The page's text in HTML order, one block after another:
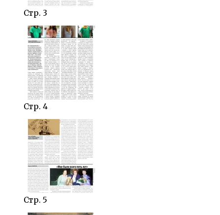
Стр. 3
Стр. 4
Стр. 5